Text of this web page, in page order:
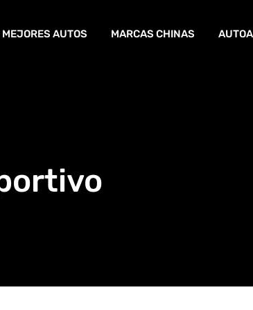
MEJORES AUTOS MARCAS CHINAS